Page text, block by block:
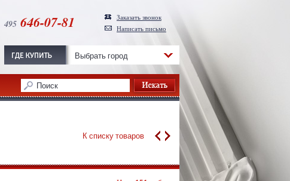
495 646-07-81
Заказать звонок
Написать письмо
Выбрать город
К списку товаров